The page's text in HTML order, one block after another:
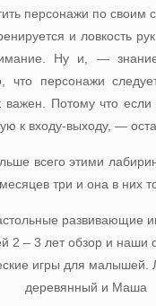
персонажи по своим
и ловкость
Ну и, —
что персонажи
Потому что
к входу-выходу, —
всего этими
три и она в них